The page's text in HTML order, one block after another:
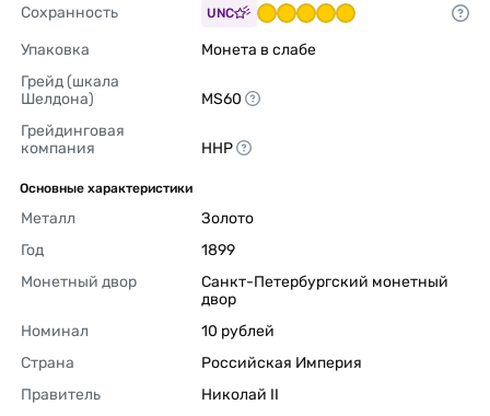
Сохранность UNC
Упаковка
Монета в слабе
Грейд (шкала
Шелдона)
MS60
Грейдинговая
компания
ННР
Основные характеристики
Металл
Золото
Год
1899
Монетный двор
Санкт-Петербургский монетный
двор
Номинал
10 рублей
Страна
Российская Империя
Правитель
Николай II